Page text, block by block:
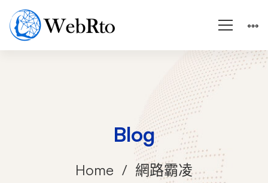
Blog
Home
網路霸凌